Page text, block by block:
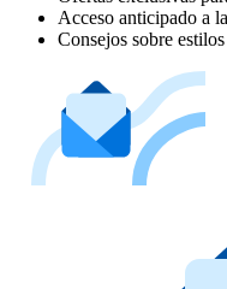
Acceso anticipado a
Consejos sobre